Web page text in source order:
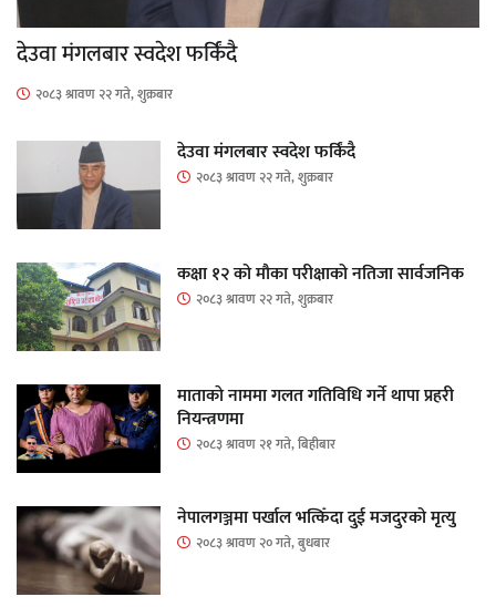
देउवा मंगलबार स्वदेश फर्किंदै
२०८३ श्रावण २२ गते, शुक्रबार
देउवा मंगलबार स्वदेश फर्किंदै
२०८३ श्रावण २२ गते, शुक्रबार
कक्षा १२ को मौका परीक्षाको नतिजा सार्वजनिक
२०८३ श्रावण २२ गते, शुक्रबार
माताकाे नाममा गलत गतिविधि गर्ने थापा प्रहरी
नियन्त्रणमा
२०८३ श्रावण २१ गते, बिहीबार
नेपालगञ्जमा पर्खाल भत्किँदा दुई मजदुरको मृत्यु
२०८३ श्रावण २० गते, बुधबार